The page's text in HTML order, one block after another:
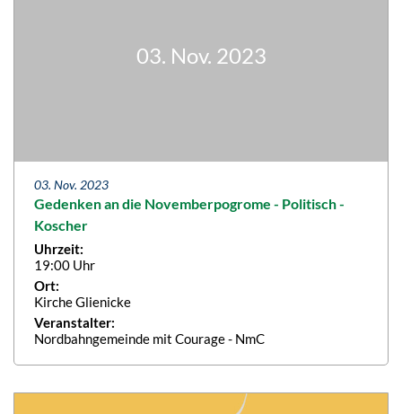
03. Nov. 2023
03. Nov. 2023
Gedenken an die Novemberpogrome - Politisch -
Koscher
Uhrzeit:
19:00 Uhr
Ort:
Kirche Glienicke
Veranstalter:
Nordbahngemeinde mit Courage - NmC